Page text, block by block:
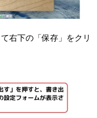
右下の「保存」をクリ